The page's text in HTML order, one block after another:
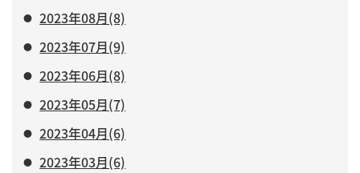
2023年08月(8)
2023年07月(9)
2023年06月(8)
2023年05月(7)
2023年04月(6)
2023年03月(6)